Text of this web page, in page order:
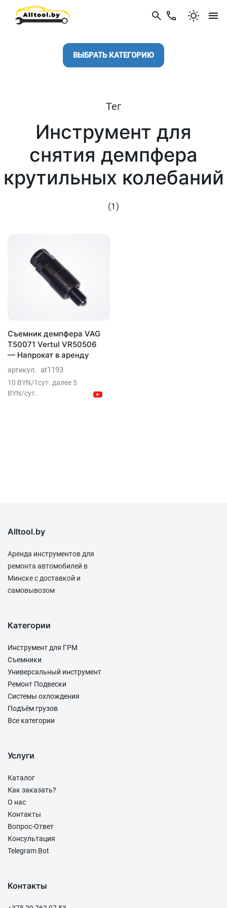
ВЫБРАТЬ КАТЕГОРИЮ
Тег
Инструмент для
снятия демпфера
крутильных колебаний
(1)
Съемник демпфера VAG
T50071 Vertul VR50506
— Напрокат в аренду
артикул: at1193
10 BYN/1сут. далее 5
BYN/сут.
Alltool.by
Аренда инструментов для
ремонта автомобилей в
Минске с доставкой и
самовывозом
Категории
Инструмент для ГРМ
Съемники
Универсальный инструмент
Ремонт Подвески
Системы охлождения
Подъём грузов
Все категории
Услуги
Каталог
Как заказать?
О нас
Контакты
Вопрос-Ответ
Консультация
Telegram Bot
Контакты